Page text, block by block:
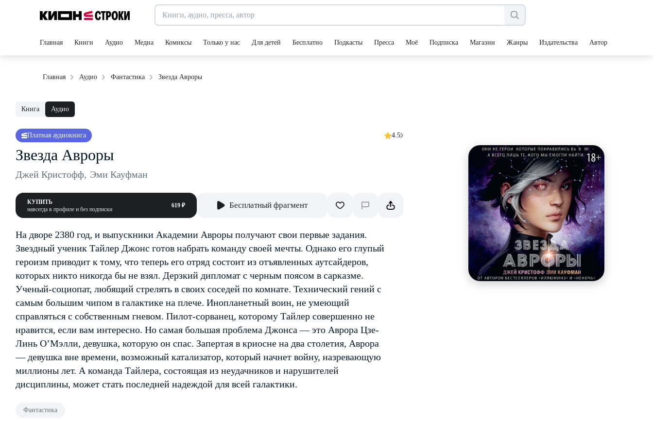
Главная Книги Аудио Медиа Комиксы Только у нас Для детей Бесплатно Подкасты Пресса Моё Подписка Магазин Жанры Издательства Авторы
Главная Аудио Фантастика Звезда Авроры
Книга Аудио
Платная аудиокнига 4.5
Звезда Авроры
Джей Кристофф, Эми Кауфман
КУПИТЬ
навсегда в профиле и без подписки
619 ₽ Бесплатный фрагмент
На дворе 2380 год, и выпускники Академии Авроры получают свои первые задания.
Звездный ученик Тайлер Джонс готов набрать команду своей мечты. Однако его глупый
героизм приводит к тому, что теперь его отряд состоит из отъявленных аутсайдеров,
которых никто никогда бы не взял. Дерзкий дипломат с черным поясом в сарказме.
Ученый-социопат, любящий стрелять в своих соседей по комнате. Технический гений с
самым большим чипом в галактике на плече. Инопланетный воин, не умеющий
справляться с собственным гневом. Пилот-сорванец, которому Тайлер совершенно не
нравится, если вам интересно. Но самая большая проблема Джонса — это Аврора Цзе-
Линь О’Мэлли, девушка, которую он спас. Запертая в криосне на два столетия, Аврора
— девушка вне времени, возможный катализатор, который начнет войну, назревающую
миллионы лет. А команда Тайлера, состоящая из неудачников и нарушителей
дисциплины, может стать последней надеждой для всей галактики.
Фантастика